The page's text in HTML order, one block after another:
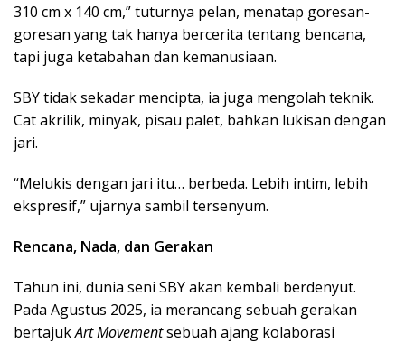
310 cm x 140 cm,” tuturnya pelan, menatap goresan-
goresan yang tak hanya bercerita tentang bencana,
tapi juga ketabahan dan kemanusiaan.
SBY tidak sekadar mencipta, ia juga mengolah teknik.
Cat akrilik, minyak, pisau palet, bahkan lukisan dengan
jari.
“Melukis dengan jari itu… berbeda. Lebih intim, lebih
ekspresif,” ujarnya sambil tersenyum.
Rencana, Nada, dan Gerakan
Tahun ini, dunia seni SBY akan kembali berdenyut.
Pada Agustus 2025, ia merancang sebuah gerakan
bertajukArt Movementsebuah ajang kolaborasi